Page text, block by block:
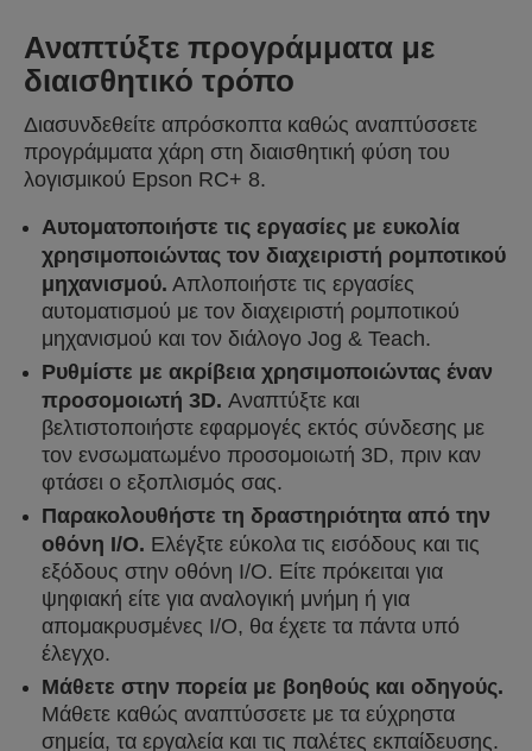
Αναπτύξτε προγράμματα με
διαισθητικό τρόπο
Διασυνδεθείτε απρόσκοπτα καθώς αναπτύσσετε
προγράμματα χάρη στη διαισθητική φύση του
λογισμικού Epson RC+ 8.
Αυτοματοποιήστε τις εργασίες με ευκολία
χρησιμοποιώντας τον διαχειριστή ρομποτικού
μηχανισμού. Απλοποιήστε τις εργασίες
αυτοματισμού με τον διαχειριστή ρομποτικού
μηχανισμού και τον διάλογο Jog & Teach.
Ρυθμίστε με ακρίβεια χρησιμοποιώντας έναν
προσομοιωτή 3D. Αναπτύξτε και
βελτιστοποιήστε εφαρμογές εκτός σύνδεσης με
τον ενσωματωμένο προσομοιωτή 3D, πριν καν
φτάσει ο εξοπλισμός σας.
Παρακολουθήστε τη δραστηριότητα από την
οθόνη I/O. Ελέγξτε εύκολα τις εισόδους και τις
εξόδους στην οθόνη I/O. Είτε πρόκειται για
ψηφιακή είτε για αναλογική μνήμη ή για
απομακρυσμένες I/O, θα έχετε τα πάντα υπό
έλεγχο.
Μάθετε στην πορεία με βοηθούς και οδηγούς.
Μάθετε καθώς αναπτύσσετε με τα εύχρηστα
σημεία, τα εργαλεία και τις παλέτες εκπαίδευσης.